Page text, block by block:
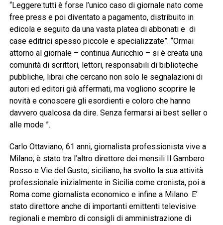
“Leggere:tutti è forse l’unico caso di giornale nato come
free press e poi diventato a pagamento, distribuito in
edicola e seguito da una vasta platea di abbonati e di
case editrici spesso piccole e specializzate”. “Ormai
attorno al giornale – continua Auricchio – si è creata una
comunità di scrittori, lettori, responsabili di biblioteche
pubbliche, librai che cercano non solo le segnalazioni di
autori ed editori già affermati, ma vogliono scoprire le
novità e conoscere gli esordienti e coloro che hanno
davvero qualcosa da dire. Senza fermarsi ai best seller o
alle mode ”.
Carlo Ottaviano, 61 anni, giornalista professionista vive a
Milano; è stato tra l’altro direttore dei mensili Il Gambero
Rosso e Vie del Gusto; siciliano, ha svolto la sua attività
professionale inizialmente in Sicilia come cronista, poi a
Roma come giornalista economico e infine a Milano. E’
stato direttore anche di importanti emittenti televisive
regionali e membro di consigli di amministrazione di